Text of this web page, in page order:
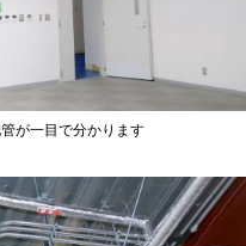
が一目で分かります